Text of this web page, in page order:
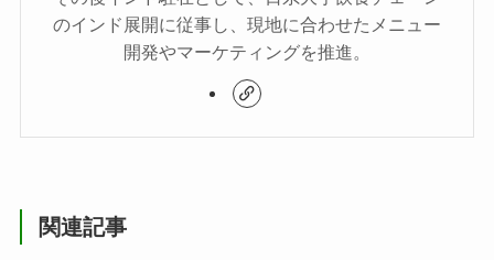
のインド展開に従事し、現地に合わせたメニュー
開発やマーケティングを推進。
関連記事